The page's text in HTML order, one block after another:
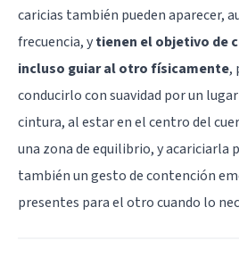
caricias también pueden aparecer,
frecuencia, ytienen el objetivo de
incluso guiar al otro físicamente,
conducirlo con suavidad por un
cintura, al estar en el centro del
una zona de equilibrio, y acariciarla
también un gesto de contención
presentes para el otro cuando lo